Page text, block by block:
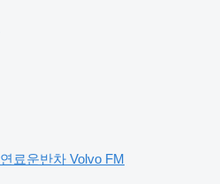
연료운반차 Volvo FM